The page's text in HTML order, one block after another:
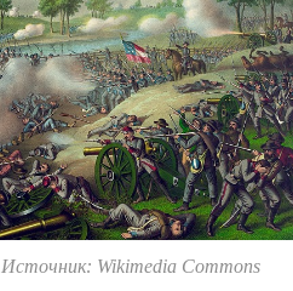
Источник: Wikimedia Commons